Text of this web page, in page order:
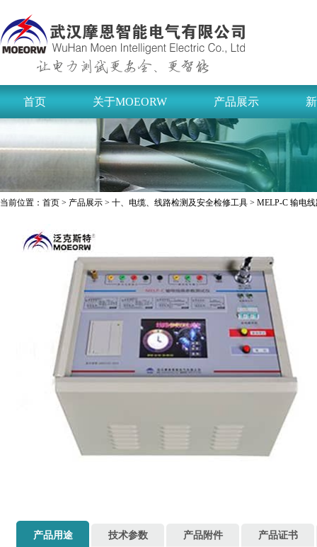
首页 关于MOEORW 产品展示
当前位置： 首页 > 产品展示 > 十、电缆、线路检测及安全检修工具 > MELP-C 输电
产品用途 技术参数 产品附件 产品证书